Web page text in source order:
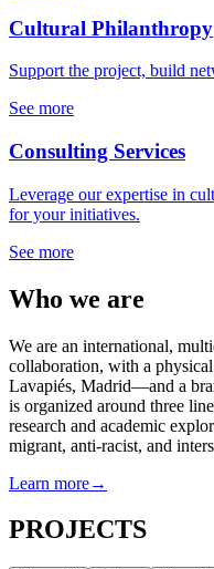
Cultural Philanthropy
Support the project, build
See more
Consulting Services
Leverage our expertise in
for your initiatives.
See more
Who we are
We are an international,
collaboration, with a
Lavapiés, Madrid—and a
is organized around three
research and academic
migrant, anti-racist, and
Learn more→
PROJECTS